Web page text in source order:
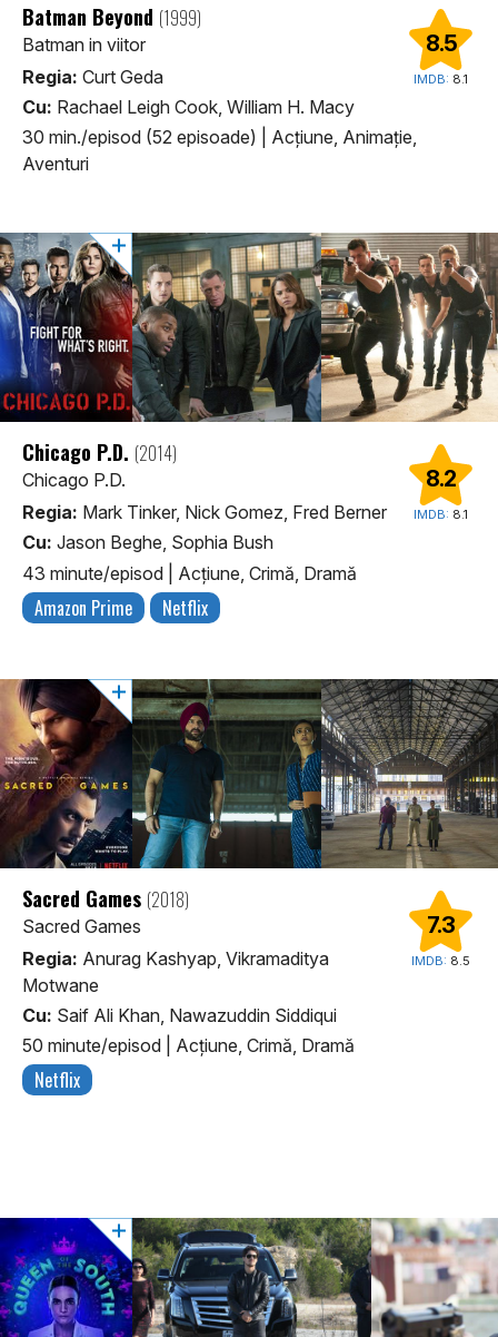
8.5
IMDB: 8.1
Batman Beyond (1999)
Batman in viitor
Regia: Curt Geda
Cu: Rachael Leigh Cook, William H. Macy
30 min./episod (52 episoade)
Acţiune, Animaţie,
Aventuri
8.2
IMDB: 8.1
Chicago P.D. (2014)
Chicago P.D.
Regia: Mark Tinker, Nick Gomez, Fred Berner
Cu: Jason Beghe, Sophia Bush
43 minute/episod
Acţiune, Crimă, Dramă
Amazon Prime Netflix
7.3
IMDB: 8.5
Sacred Games (2018)
Sacred Games
Regia: Anurag Kashyap, Vikramaditya
Motwane
Cu: Saif Ali Khan, Nawazuddin Siddiqui
50 minute/episod
Acţiune, Crimă, Dramă
Netflix